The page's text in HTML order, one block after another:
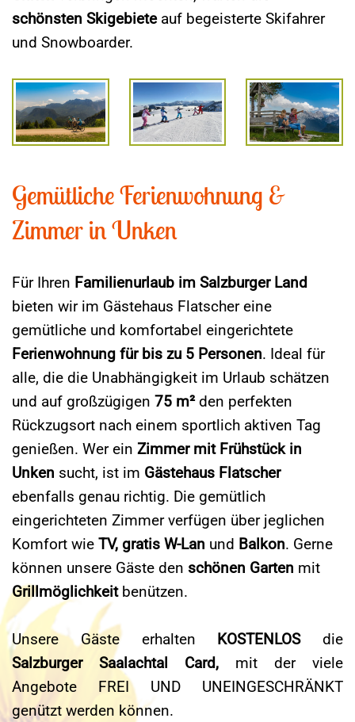
schönsten Skigebieteauf begeisterte Skifahrer
und Snowboarder.
Gemütliche Ferienwohnung &
Zimmer in Unken
Für Ihren Familienurlaub im Salzburger Land
bieten wir im Gästehaus Flatscher eine
gemütliche und komfortabel eingerichtete
Ferienwohnung für bis zu 5 Personen. Ideal für
alle, die die Unabhängigkeit im Urlaub schätzen
und auf großzügigen 75 m²den perfekten
Rückzugsort nach einem sportlich aktiven Tag
genießen. Wer ein Zimmer mit Frühstück in
Unken sucht, ist im Gästehaus Flatscher
ebenfalls genau richtig. Die gemütlich
eingerichteten Zimmer verfügen über jeglichen
Komfort wie TV, gratis W-Lan und Balkon. Gerne
können unsere Gäste den schönen Garten mit
Grillmöglichkeitbenützen.
Unsere Gäste erhalten KOSTENLOSdie
Salzburger Saalachtal Card, mit der viele
Angebote FREI UND UNEINGESCHRÄNKT
genützt werden können.